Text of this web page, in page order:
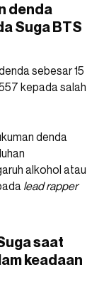
denda
Suga BTS
sebesar 15
kepada salah
denda
alkohol atau
leadrapper
saat
keadaan